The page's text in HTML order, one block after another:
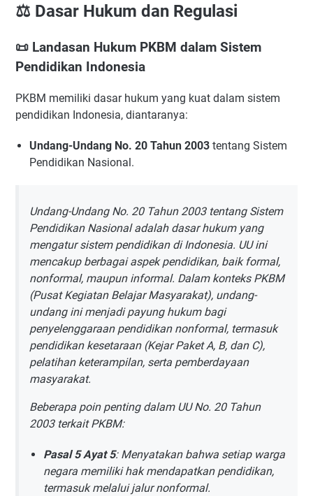
⚖️ Dasar Hukum dan Regulasi
📜 Landasan Hukum PKBM dalam Sistem
Pendidikan Indonesia
PKBM memiliki dasar hukum yang kuat dalam sistem
pendidikan Indonesia, diantaranya:
Undang-Undang No. 20 Tahun 2003 tentang Sistem
Pendidikan Nasional.
Undang-Undang No. 20 Tahun 2003 tentang Sistem
Pendidikan Nasional adalah dasar hukum yang
mengatur sistem pendidikan di Indonesia. UU ini
mencakup berbagai aspek pendidikan, baik formal,
nonformal, maupun informal. Dalam konteks PKBM
(Pusat Kegiatan Belajar Masyarakat), undang-
undang ini menjadi payung hukum bagi
penyelenggaraan pendidikan nonformal, termasuk
pendidikan kesetaraan (Kejar Paket A, B, dan C),
pelatihan keterampilan, serta pemberdayaan
masyarakat.
Beberapa poin penting dalam UU No. 20 Tahun
2003 terkait PKBM:
Pasal 5 Ayat 5: Menyatakan bahwa setiap warga
negara memiliki hak mendapatkan pendidikan,
termasuk melalui jalur nonformal.